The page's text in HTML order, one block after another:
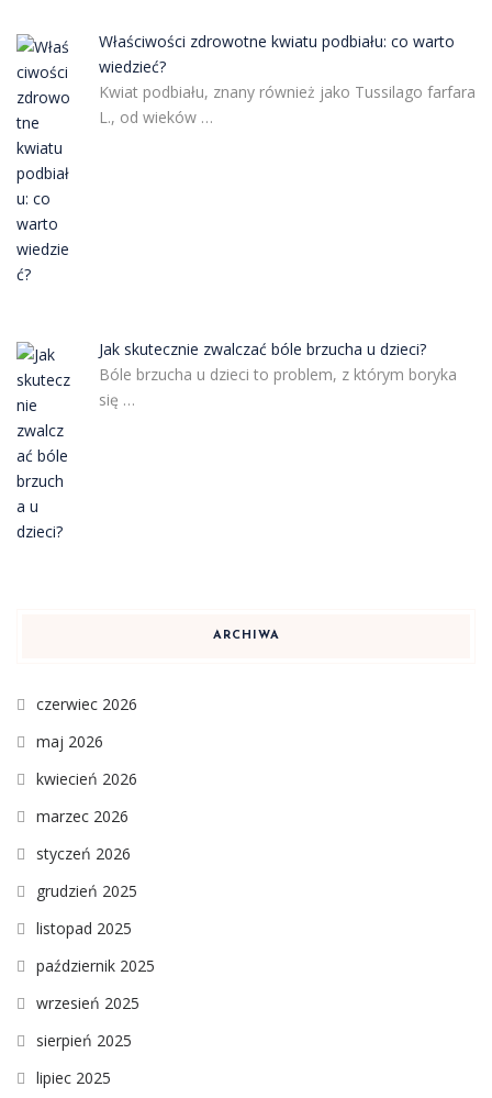
Właściwości zdrowotne kwiatu podbiału: co warto
wiedzieć?
Kwiat podbiału, znany również jako Tussilago farfara
L., od wieków …
Jak skutecznie zwalczać bóle brzucha u dzieci?
Bóle brzucha u dzieci to problem, z którym boryka
się …
ARCHIWA
czerwiec 2026
maj 2026
kwiecień 2026
marzec 2026
styczeń 2026
grudzień 2025
listopad 2025
październik 2025
wrzesień 2025
sierpień 2025
lipiec 2025